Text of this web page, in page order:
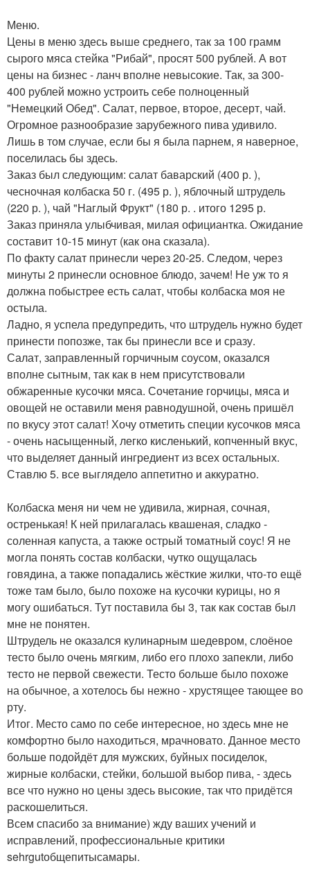
Меню.
Цены в меню здесь выше среднего, так за 100 грамм
сырого мяса стейка "Рибай", просят 500 рублей. А вот
цены на бизнес - ланч вполне невысокие. Так, за 300-
400 рублей можно устроить себе полноценный
"Немецкий Обед". Салат, первое, второе, десерт, чай.
Огромное разнообразие зарубежного пива удивило.
Лишь в том случае, если бы я была парнем, я наверное,
поселилась бы здесь.
Заказ был следующим: салат баварский (400 р. ),
чесночная колбаска 50 г. (495 р. ), яблочный штрудель
(220 р. ), чай "Наглый Фрукт" (180 р. . итого 1295 р.
Заказ приняла улыбчивая, милая официантка. Ожидание
составит 10-15 минут (как она сказала).
По факту салат принесли через 20-25. Следом, через
минуты 2 принесли основное блюдо, зачем! Не уж то я
должна побыстрее есть салат, чтобы колбаска моя не
остыла.
Ладно, я успела предупредить, что штрудель нужно будет
принести попозже, так бы принесли все и сразу.
Салат, заправленный горчичным соусом, оказался
вполне сытным, так как в нем присутствовали
обжаренные кусочки мяса. Сочетание горчицы, мяса и
овощей не оставили меня равнодушной, очень пришёл
по вкусу этот салат! Хочу отметить специи кусочков мяса
- очень насыщенный, легко кисленький, копченный вкус,
что выделяет данный ингредиент из всех остальных.
Ставлю 5. все выглядело аппетитно и аккуратно.
Колбаска меня ни чем не удивила, жирная, сочная,
остренькая! К ней прилагалась квашеная, сладко -
соленная капуста, а также острый томатный соус! Я не
могла понять состав колбаски, чутко ощущалась
говядина, а также попадались жёсткие жилки, что-то ещё
тоже там было, было похоже на кусочки курицы, но я
могу ошибаться. Тут поставила бы 3, так как состав был
мне не понятен.
Штрудель не оказался кулинарным шедевром, слоёное
тесто было очень мягким, либо его плохо запекли, либо
тесто не первой свежести. Тесто больше было похоже
на обычное, а хотелось бы нежно - хрустящее тающее во
рту.
Итог. Место само по себе интересное, но здесь мне не
комфортно было находиться, мрачновато. Данное место
больше подойдёт для мужских, буйных посиделок,
жирные колбаски, стейки, большой выбор пива, - здесь
все что нужно но цены здесь высокие, так что придётся
раскошелиться.
Всем спасибо за внимание) жду ваших учений и
исправлений, профессиональные критики
sehrgutобщепитысамары.